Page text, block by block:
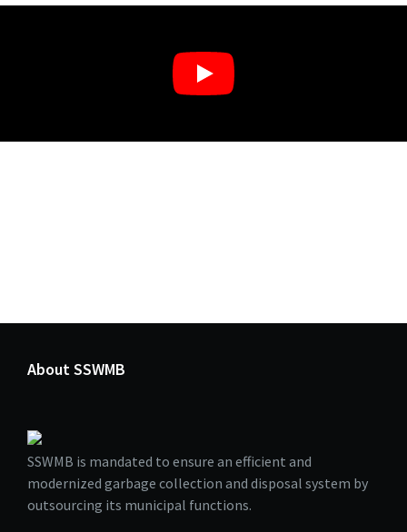
About SSWMB
SSWMB is mandated to ensure an efficient and
modernized garbage collection and disposal system by
outsourcing its municipal functions.